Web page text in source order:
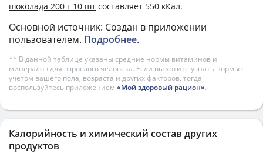
шоколада 200 г 10 шт составляет 550 кКал.
Основной источник: Создан в приложении
пользователем. Подробнее.
** В данной таблице указаны средние нормы витаминов и
минералов для взрослого человека. Если вы хотите узнать нормы с
учетом вашего пола, возраста и других факторов, тогда
воспользуйтесь приложением «Мой здоровый рацион».
Калорийность и химический состав других
продуктов